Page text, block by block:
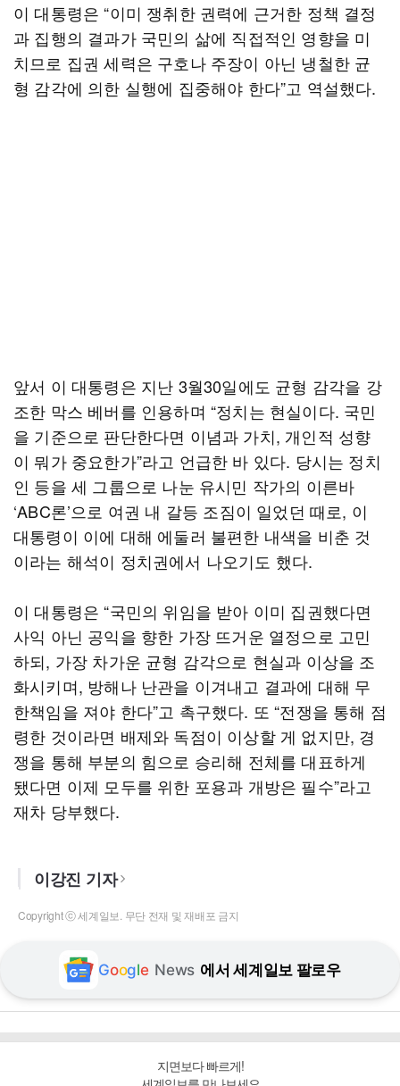
이 대통령은 “이미 쟁취한 권력에 근거한 정책 결정
과 집행의 결과가 국민의 삶에 직접적인 영향을 미
치므로 집권 세력은 구호나 주장이 아닌 냉철한 균
형 감각에 의한 실행에 집중해야 한다”고 역설했다.
앞서 이 대통령은 지난 3월30일에도 균형 감각을 강
조한 막스 베버를 인용하며 “정치는 현실이다. 국민
을 기준으로 판단한다면 이념과 가치, 개인적 성향
이 뭐가 중요한가”라고 언급한 바 있다. 당시는 정치
인 등을 세 그룹으로 나눈 유시민 작가의 이른바
‘ABC론’으로 여권 내 갈등 조짐이 일었던 때로, 이
대통령이 이에 대해 에둘러 불편한 내색을 비춘 것
이라는 해석이 정치권에서 나오기도 했다.
이 대통령은 “국민의 위임을 받아 이미 집권했다면
사익 아닌 공익을 향한 가장 뜨거운 열정으로 고민
하되, 가장 차가운 균형 감각으로 현실과 이상을 조
화시키며, 방해나 난관을 이겨내고 결과에 대해 무
한책임을 져야 한다”고 촉구했다. 또 “전쟁을 통해 점
령한 것이라면 배제와 독점이 이상할 게 없지만, 경
쟁을 통해 부분의 힘으로 승리해 전체를 대표하게
됐다면 이제 모두를 위한 포용과 개방은 필수”라고
재차 당부했다.
이강진 기자
Copyright ⓒ 세계일보. 무단 전재 및 재배포 금지
Google News 에서 세계일보 팔로우
지면보다 빠르게!